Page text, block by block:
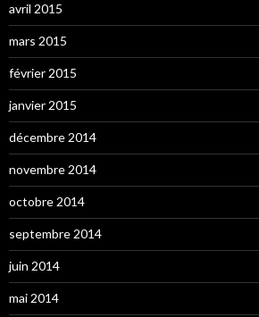
avril 2015
mars 2015
février 2015
janvier 2015
décembre 2014
novembre 2014
octobre 2014
septembre 2014
juin 2014
mai 2014